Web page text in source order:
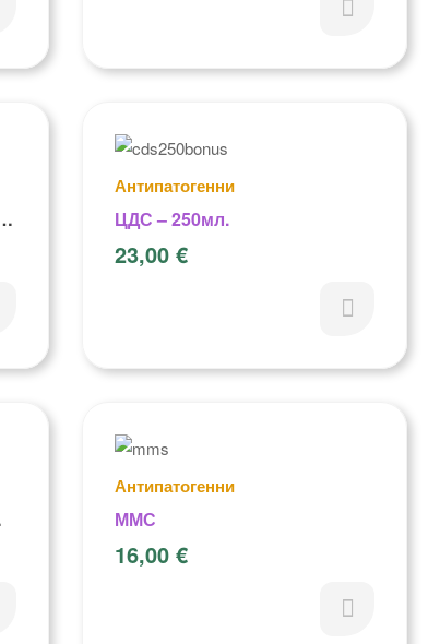
Антипатогенни
ЦДС – 250мл.
23,00 €
Антипатогенни
ММС
16,00 €